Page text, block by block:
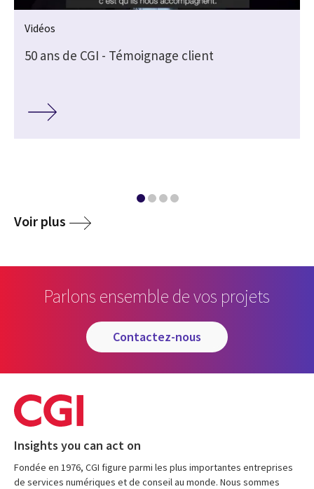
Vidéos
50 ans de CGI - Témoignage client
Voir plus
Parlons ensemble de vos projets
contactez-nous
Insights you can act on
Fondée en 1976, CGI figure parmi les plus importantes entreprises
de services numériques et de conseil au monde. Nous sommes